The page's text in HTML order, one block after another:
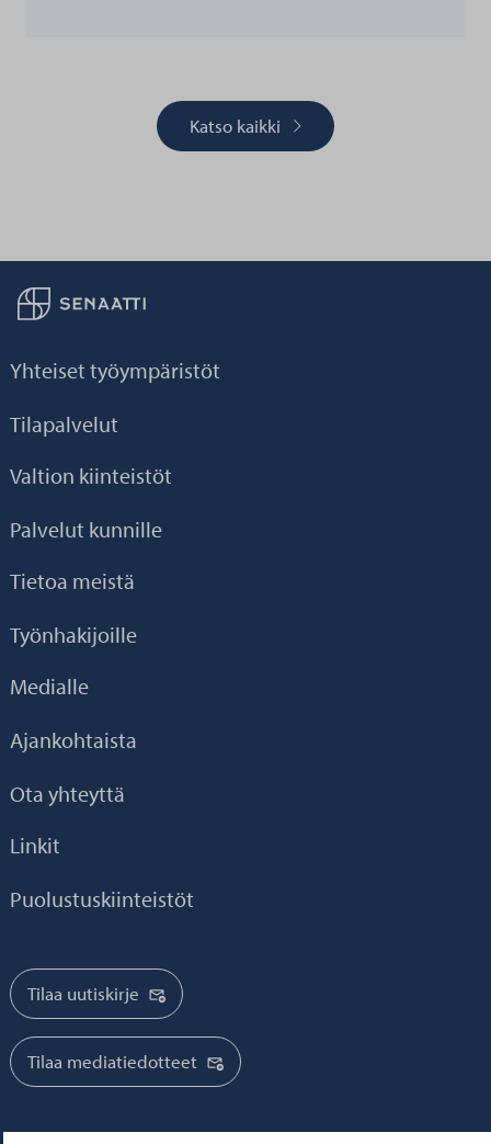
Katso kaikki
Palaa taikaisin etusivulle
Yhteiset työympäristöt
Tilapalvelut
Valtion kiinteistöt
Palvelut kunnille
Tietoa meistä
Työnhakijoille
Medialle
Ajankohtaista
Ota yhteyttä
Linkit
Puolustuskiinteistöt
Tilaa uutiskirje
Tilaa mediatiedotteet